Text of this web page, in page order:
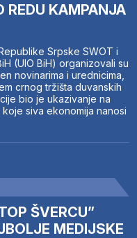
REDU KAMPANJA
Srpske SWOT i
(UIO BiH) organizovali su
novinarima i urednicima,
crnog tržišta duvanskih
bio je ukazivanje na
siva ekonomija nanosi
ŠVERCU”
MEDIJSKE